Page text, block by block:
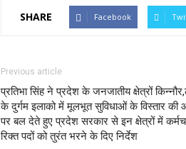
SHARE Facebook
Previous article
प्रतिभा सिंह ने प्रदेश के जनजातीय क्षेत्रों
के दुर्गम इलाको में मूलभूत सुविधाओं के विस्तार की
पर बल देते हुए प्रदेश सरकार से इन क्षेत्रों में
रिक्त पदों को तुरंत भरने के दिए निर्देश